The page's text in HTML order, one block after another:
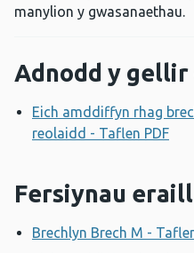
manylion y gwasanaethau.
Adnodd y
Eich amddiffyn rhag
reolaidd - Taflen PDF
Fersiynau eraill
Brechlyn Brech M -